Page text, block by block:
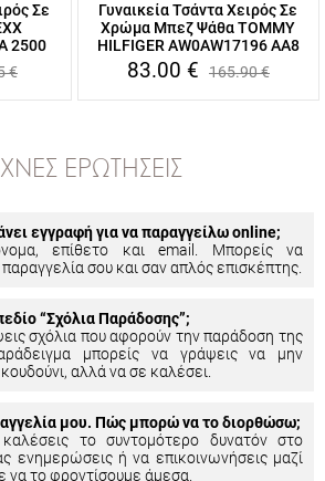
Σε
2500
€
Γυναικεία Τσάντα Χειρός Σε
Χρώμα Μπεζ Ψάθα TOMMY
HILFIGER AW0AW17196 AA8
83.00 € 165.90€
ΕΡΩΤΉΣΕΙΣ
εγγραφή για να παραγγείλω online;
επίθετο και email. Μπορείς να
σου και σαν απλός επισκέπτης.
“Σχόλια Παράδοσης”;
σχόλια που αφορούν την παράδοση της
μπορείς να γράψεις να μην
αλλά να σε καλέσει.
μου. Πώς μπορώ να το διορθώσω;
το συντομότερο δυνατόν στο
ενημερώσεις ή να επικοινωνήσεις μαζί
το φροντίσουμε άμεσα.